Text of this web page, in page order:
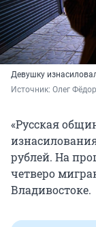
Девушку
Источник: Олег
«Русская
рублей. На
четверо
Владивостоке.